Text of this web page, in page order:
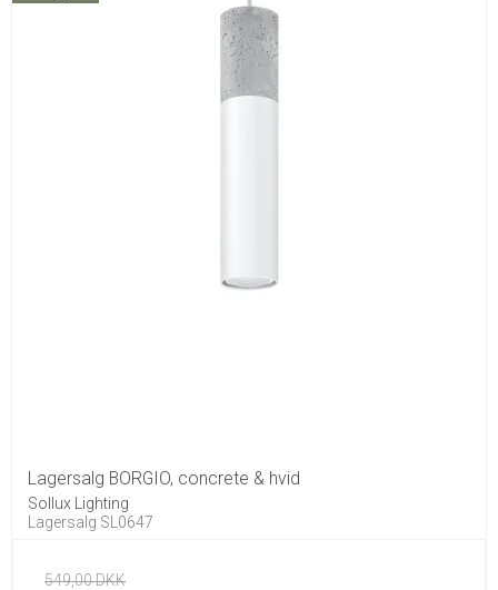
Lagersalg BORGIO, concrete & hvid
Sollux Lighting
Lagersalg SL0647
549,00 DKK